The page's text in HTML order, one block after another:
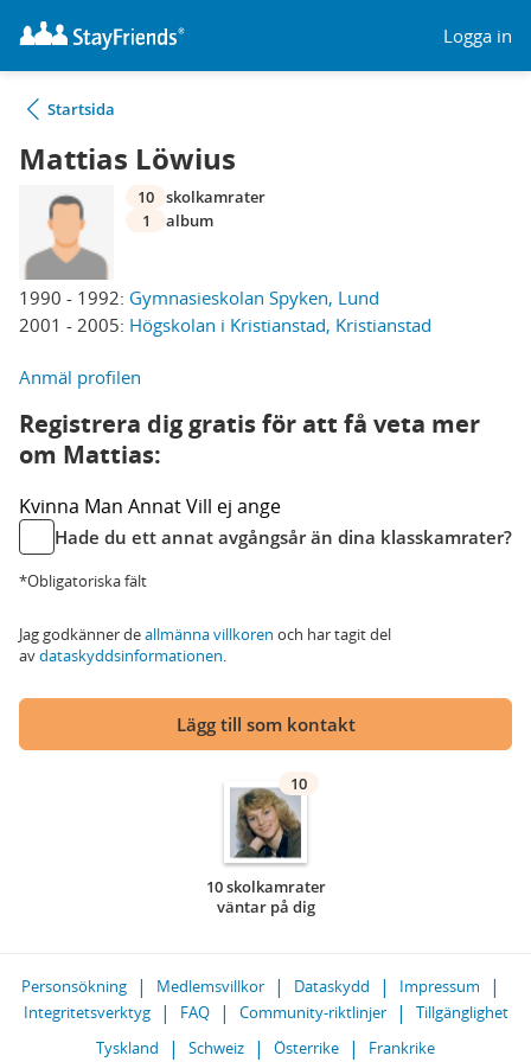
Logga in
Startsida
Mattias Löwius
1990 - 1992: Gymnasieskolan Spyken, Lund
2001 - 2005: Högskolan i Kristianstad, Kristianstad
10 skolkamrater
1
album
Anmäl profilen
Registrera dig gratis för att få veta mer
om Mattias:
Kvinna Man AnnatVill ej ange
Hade du ett annat avgångsår än dina klasskamrater?
*Obligatoriska fält
Jag godkänner deallmänna villkoren och har tagit del
avdataskyddsinformationen.
Lägg till som kontakt
10
10 skolkamrater
väntar på dig
Personsökning Medlemsvillkor Dataskydd
Impressum
Integritetsverktyg
FAQ Community-riktlinjer
Tillgänglighet
Tyskland
Schweiz Österrike Frankrike